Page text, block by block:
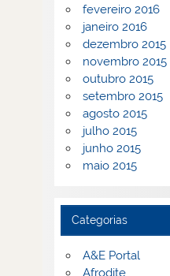
fevereiro 2016
janeiro 2016
dezembro 2015
novembro 2015
outubro 2015
setembro 2015
agosto 2015
julho 2015
junho 2015
maio 2015
Categorias
A&E Portal
Afrodite